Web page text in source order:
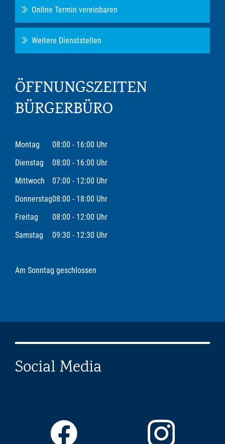
Online Termin vereinbaren
Weitere Dienststellen
ÖFFNUNGSZEITEN
BÜRGERBÜRO
Montag
08:00 - 16:00 Uhr
Dienstag
08:00 - 16:00 Uhr
Mittwoch
07:00 - 12:00 Uhr
Donnerstag08:00 - 18:00 Uhr
Freitag
08:00 - 12:00 Uhr
Samstag
09:30 - 12:30 Uhr
Am Sonntag geschlossen
Social Media